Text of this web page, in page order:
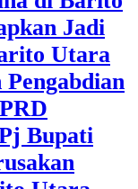
Jadi
Utara
Bupati